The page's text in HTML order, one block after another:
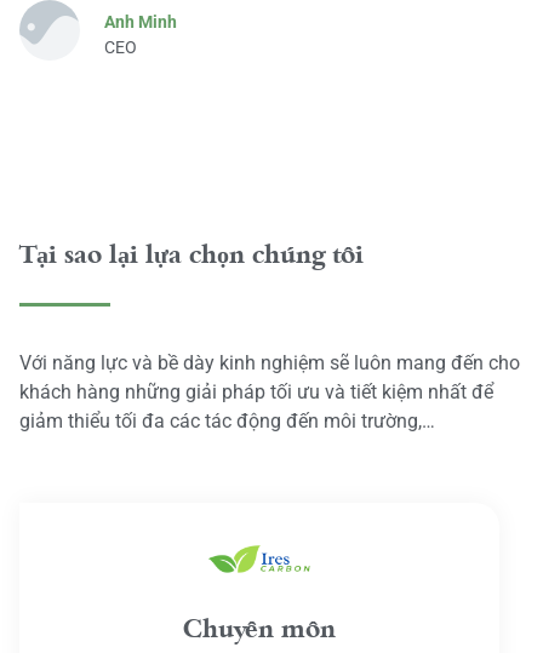
Anh Minh
CEO
Tại sao lại lựa chọn chúng tôi
Với năng lực và bề dày kinh nghiệm sẽ luôn mang đến cho
khách hàng những giải pháp tối ưu và tiết kiệm nhất để
giảm thiểu tối đa các tác động đến môi trường,…
Chuyên môn